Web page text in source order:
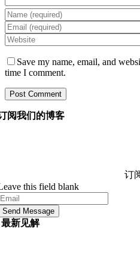
Save my name, email, and
time I comment.
阅我们的博客
订
this field blank
Send Message
最新见解